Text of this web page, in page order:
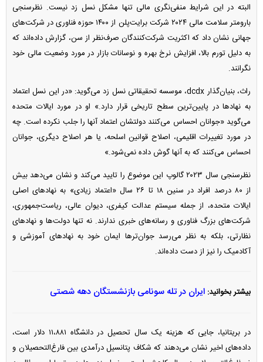
البته در این شرایط منفی‌نگری مالی تنها مشکل نسل زد نیست. نظرسنجی
بارومتر سلامت مالی ۲۰۲۴ شرکت برایت‌پلن از ۱۴۰۰ حوزه فناوری در شرکت‌های
جهانی نشان داد که اکثریت شرکت‌کنندگان صرف‌نظر از سن، گزارش داده‌اند که
به دلیل تورم بالا، افزایش نرخ بهره و نوسانات بازار در مورد وضعیت مالی خود
نگرانند.
راث، بنیان‌گذار dcdx، موسسه تحقیقاتی نسل زد می‌گوید: «در این نسل اعتماد
به نهاد‌ها در پایین‌ترین سطح تاریخی قرار دارد.» او در مورد ایالات متحده
می‌گوید «جوانان احساس می‌کنند دولتشان اعتماد آنها را جلب نکرده است. چه
در مورد تغییرات اقلیمی، اصلاح قوانین اسلحه، یا هر اصلاح دیگری، جوانان
احساس می‌کنند که به آنها گوش داده نمی‌شود.»
نظرسنجی سال ۲۰۲۳ گالوپ این موضوع را تایید می‌کند و نشان می‌دهد بیش
از ۸۰ درصد افراد در سنین ۱۸ تا ۲۶ سال «اعتماد زیادی» به نهاد‌های اصلی
ایالات متحده، از جمله سیستم عدالت کیفری، دیوان عالی، ریاست‌جمهوری،
شرکت‌های بزرگ فناوری و رسانه‌های خبری ندارند. نه تنها دولت‌ها و نهاد‌های
نظارتی، بلکه به نظر می‌رسد جوان‌تر‌ها ایمان خود به نهاد‌های آموزشی و
آکادمیک را نیز از دست داده‌اند.
بیشتر بخوانید: ایران در تله سونامی بازنشستگان دهه شصتی
در بریتانیا، جایی که هزینه یک سال تحصیل در دانشگاه ۱۱،۸۸۱ دلار است،
داده‌های اخیر نشان می‌دهند که شکاف پتانسیل درآمدی بین فارغ‌التحصیلان و